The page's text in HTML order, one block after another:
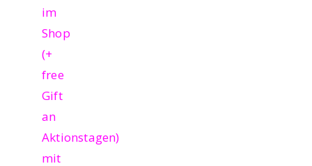
im
Shop
(+
free
Gift
an
Aktionstagen)
mit